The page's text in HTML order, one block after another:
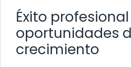
Éxito
oportunidades
crecimiento